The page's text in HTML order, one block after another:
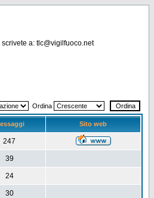
a: tlc@vigilfuoco.net
Ordina
Sito web
247
39
24
30